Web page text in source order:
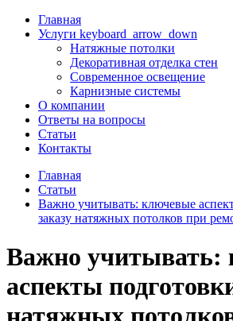
Главная
Услуги keyboard_arrow_down
Натяжные потолки
Декоративная отделка стен
Современное освещение
Карнизные системы
О компании
Ответы на вопросы
Статьи
Контакты
Главная
Статьи
Важно учитывать: ключевые
заказу натяжных потолков при
Важно учитывать:
аспекты